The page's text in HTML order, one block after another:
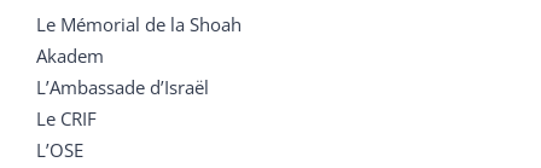
Le Mémorial de la Shoah
Akadem
L’Ambassade d’Israël
Le CRIF
L’OSE